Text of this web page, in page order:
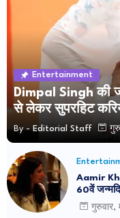
Entertainment
Dimpal Singh की
से लेकर सुपरहिट
By - Editorial Staff
Aamir
60वें
गुरुवार,